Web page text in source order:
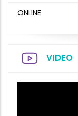
ONLINE
VIDEO